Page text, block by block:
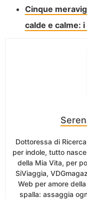
Cinque
calde e calme:
Dottoressa di
per indole, tutto
della Mia Vita, per
SiViaggia,
Web per amore
spalla: assaggia